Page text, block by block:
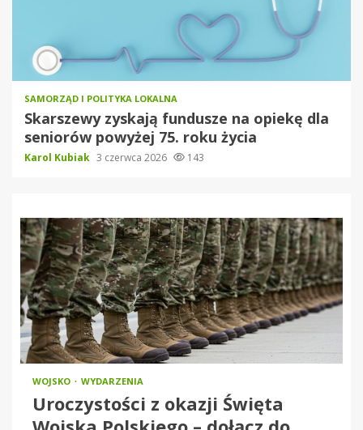
SAMORZĄD I POLITYKA LOKALNA
Skarszewy zyskają fundusze na opiekę dla
seniorów powyżej 75. roku życia
Karol Kubiak 3 czerwca 2026 143
WOJSKO WYDARZENIA
Uroczystości z okazji Święta